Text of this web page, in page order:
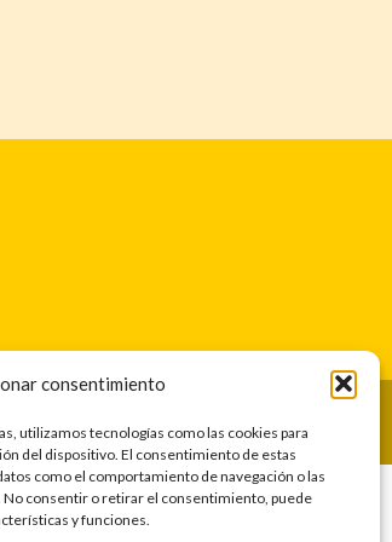
consentimiento
utilizamos tecnologías como las cookies para
del dispositivo. El consentimiento de estas
como el comportamiento de navegación o las
consentir o retirar el consentimiento, puede
y funciones.